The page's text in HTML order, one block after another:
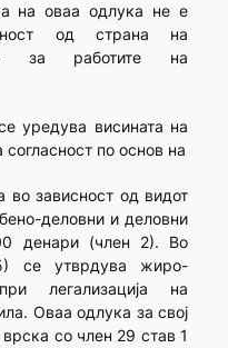
на оваа одлука не е
од страна на
за работите на
уредува висината на
по основ на
во зависност од видот
деловни и деловни
денари (член 2). Во
се утврдува жиро-
легализација на
Оваа одлука за свој
со член 29 став 1